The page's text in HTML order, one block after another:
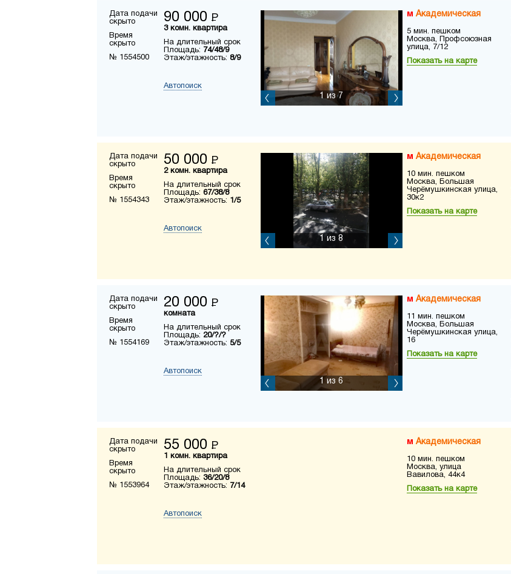
Дата подачи
скрыто
Время
скрыто
№ 1554500
90 000 Р
3 комн. квартира
На длительный срок
Площадь: 74/48/9
Этаж/этажность: 8/9
Автопоиск
1 из 7
Академическая
5 мин. пешком
Москва, Профсоюзная
улица, 7/12
Показать на карте
Дата подачи
скрыто
Время
скрыто
№ 1554343
50 000 Р
2 комн. квартира
На длительный срок
Площадь: 67/38/8
Этаж/этажность: 1/5
Автопоиск
1 из 8
Академическая
10 мин. пешком
Москва, Большая
Черёмушкинская улица,
30к2
Показать на карте
Дата подачи
скрыто
Время
скрыто
№ 1554169
20 000 Р
комната
На длительный срок
Площадь: 20/?/?
Этаж/этажность: 5/5
Автопоиск
1 из 6
Академическая
11 мин. пешком
Москва, Большая
Черёмушкинская улица,
16
Показать на карте
Дата подачи
скрыто
Время
скрыто
№ 1553964
55 000 Р
1 комн. квартира
На длительный срок
Площадь: 36/20/8
Этаж/этажность: 7/14
Автопоиск
Академическая
10 мин. пешком
Москва, улица
Вавилова, 44к4
Показать на карте